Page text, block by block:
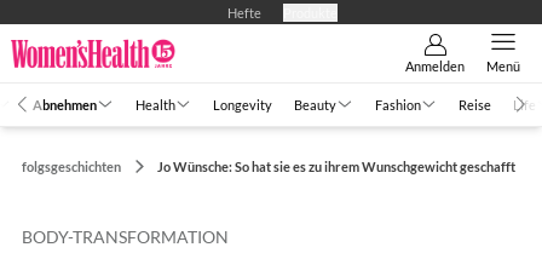
Hefte
Anmelden Menü
Abnehmen Health Longevity Beauty Fashion Reise Life
Erfolgsgeschichten Jo Wünsche: So hat sie es zu ihrem Wunschgewicht geschafft
BODY-TRANSFORMATION